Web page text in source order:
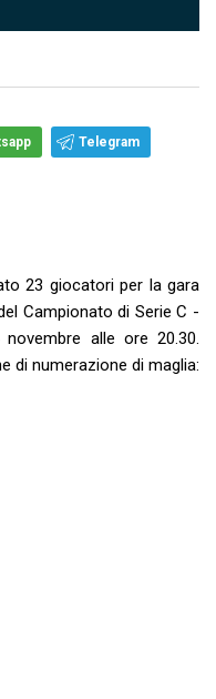
Telegram
23 giocatori per la gara
Campionato di Serie C -
alle ore 20.30.
di numerazione di maglia: